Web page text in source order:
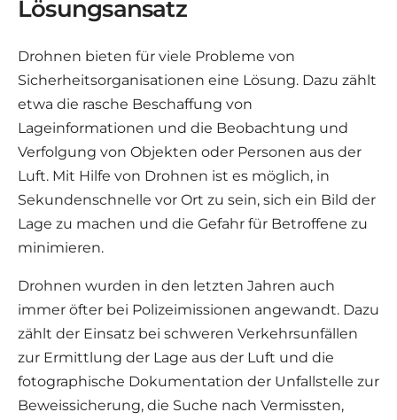
Lösungsansatz
Drohnen bieten für viele Probleme von
Sicherheitsorganisationen eine Lösung. Dazu zählt
etwa die rasche Beschaffung von
Lageinformationen und die Beobachtung und
Verfolgung von Objekten oder Personen aus der
Luft. Mit Hilfe von Drohnen ist es möglich, in
Sekundenschnelle vor Ort zu sein, sich ein Bild der
Lage zu machen und die Gefahr für Betroffene zu
minimieren.
Drohnen wurden in den letzten Jahren auch
immer öfter bei Polizeimissionen angewandt. Dazu
zählt der Einsatz bei schweren Verkehrsunfällen
zur Ermittlung der Lage aus der Luft und die
fotographische Dokumentation der Unfallstelle zur
Beweissicherung, die Suche nach Vermissten,